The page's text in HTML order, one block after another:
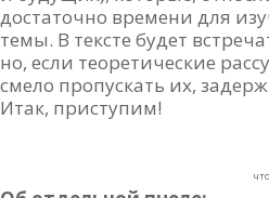
достаточно времени для
темы. В тексте будет
но, если теоретические
смело пропускать их,
Итак, приступим!